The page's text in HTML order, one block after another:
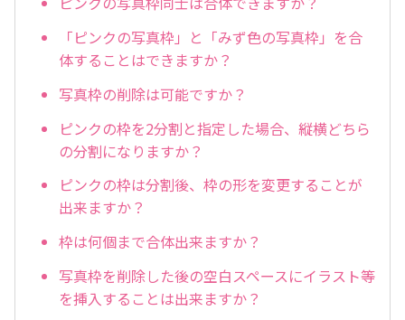
「ピンクの写真枠」と「みず色の写真枠」を合
体することはできますか？
写真枠の削除は可能ですか？
ピンクの枠を2分割と指定した場合、縦横どちら
の分割になりますか？
ピンクの枠は分割後、枠の形を変更することが
出来ますか？
枠は何個まで合体出来ますか？
写真枠を削除した後の空白スペースにイラスト等
を挿入することは出来ますか？